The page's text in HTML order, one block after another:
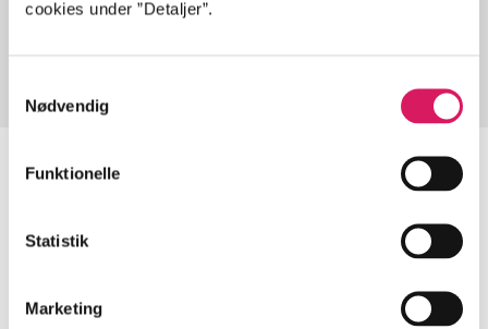
cookies under ”Detaljer”.
Nødvendig
Funktionelle
Statistik
Marketing
Fra
Artikler